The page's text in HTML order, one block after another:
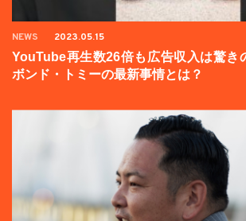
NEWS 2023.05.15
YouTube再生数26倍も広告収入は驚き
ボンド・トミーの最新事情とは？